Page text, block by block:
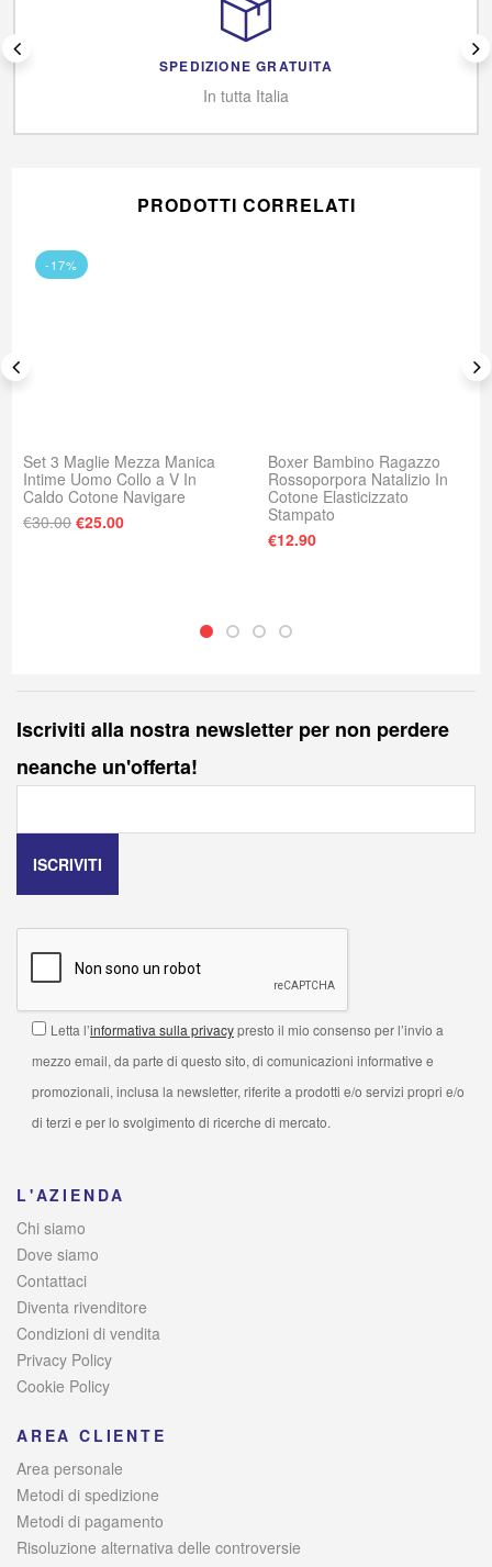
SPEDIZIONE GRATUITA
In tutta Italia
PRODOTTI CORRELATI
€13.00.
-17%
Set 3 Maglie Mezza Manica
Intime Uomo Collo a V In
Caldo Cotone Navigare
€30.00 Il prezzo originale era: €30.00.
€25.00Il prezzo attuale è: €25.00.
Boxer Bambino Ragazzo
Rossoporpora Natalizio In
Cotone Elasticizzato
Stampato
€12.90
Iscriviti alla nostra newsletter per non perdere
neanche un'offerta!
Letta l’informativa sulla privacypresto il mio consenso per l’invio a
mezzo email, da parte di questo sito, di comunicazioni informative e
promozionali, inclusa la newsletter, riferite a prodotti e/o servizi propri e/o
di terzi e per lo svolgimento di ricerche di mercato.
L'AZIENDA
Chi siamo
Dove siamo
Contattaci
Diventa rivenditore
Condizioni di vendita
Privacy Policy
Cookie Policy
AREA CLIENTE
Area personale
Metodi di spedizione
Metodi di pagamento
Risoluzione alternativa delle controversie